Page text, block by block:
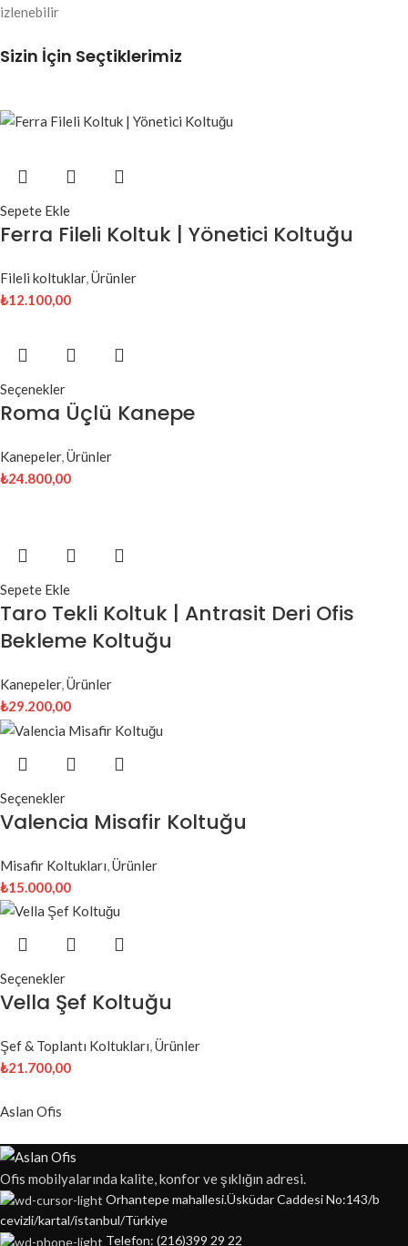
izlenebilir
Sizin İçin Seçtiklerimiz
Sepete Ekle
Ferra Fileli Koltuk | Yönetici Koltuğu
Fileli koltuklar,Ürünler
₺12.100,00
Seçenekler
Roma Üçlü Kanepe
Kanepeler,Ürünler
₺24.800,00
Sepete Ekle
Taro Tekli Koltuk | Antrasit Deri Ofis
Bekleme Koltuğu
Kanepeler,Ürünler
₺29.200,00
Seçenekler
Valencia Misafir Koltuğu
Misafir Koltukları,Ürünler
₺15.000,00
Seçenekler
Vella Şef Koltuğu
Şef & Toplantı Koltukları,Ürünler
₺21.700,00
Aslan Ofis
Ofis mobilyalarında kalite, konfor ve şıklığın adresi.
Orhantepe mahallesi.Üsküdar Caddesi No:143/b
cevizli/kartal/istanbul/Türkiye
Telefon: (216)399 29 22